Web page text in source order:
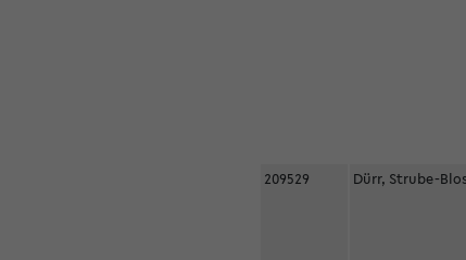
209529 Dürr, Strube-